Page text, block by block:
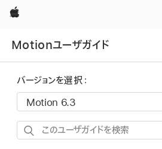
Apple
Motionユーザガイド
バージョンを選択：
こ